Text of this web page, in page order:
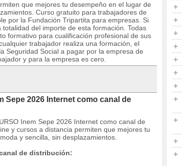
que mejores tu desempeño en el lugar de
Curso gratuito para trabajadores de
por la Fundación Tripartita para empresas. Si
del importe de esta formación. Todas
formativo para cualificación profesional de sus
trabajador realiza una formación, el
Seguridad Social a pagar por la empresa de
y para la empresa es cero.
Sepe 2026 Internet como canal de
Inem Sepe 2026 Internet como canal de
y cursos a distancia permiten que mejores tu
y sencilla, sin desplazamientos.
de distribución: